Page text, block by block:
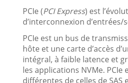
PCIe (PCI Express) est
d’interconnexion
PCIe est un bus de
hôte et une carte d’accès
intégral, à faible latence et
les applications NVMe.
différentes de celles de SAS